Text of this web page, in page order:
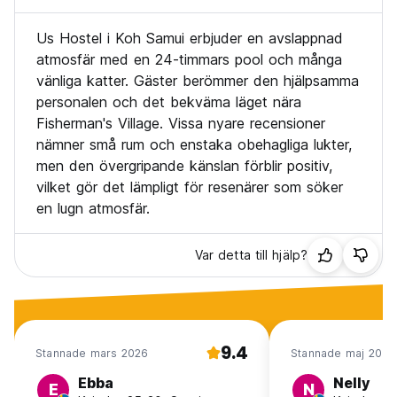
Us Hostel i Koh Samui erbjuder en avslappnad
atmosfär med en 24-timmars pool och många
vänliga katter. Gäster berömmer den hjälpsamma
personalen och det bekväma läget nära
Fisherman's Village. Vissa nyare recensioner
nämner små rum och enstaka obehagliga lukter,
men den övergripande känslan förblir positiv,
vilket gör det lämpligt för resenärer som söker
en lugn atmosfär.
Var detta till hjälp?
Stannade mars 2026 9.4
E Ebba
Stannade maj 2019
N Nelly